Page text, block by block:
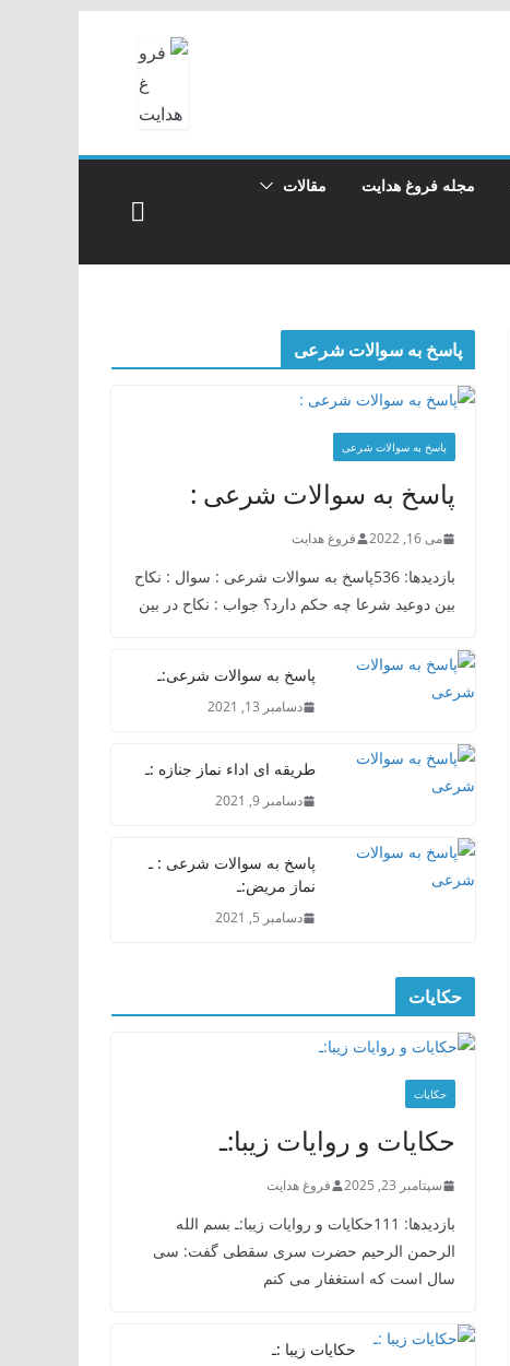
مجله فروغ هدایت مقالات
پاسخ به سوالات شرعی
پاسخ به سوالات شرعی
پاسخ به سوالات شرعی :
می 16, 2022 فروغ هدایت
بازدیدها: 536پاسخ به سوالات شرعی : سوال : نکاح
بین دوعید شرعا چه حکم دارد؟ جواب : نکاح در بین
پاسخ به سوالات شرعی:ـ
دسامبر 13, 2021
طریقه ای اداء نماز جنازه :ـ
دسامبر 9, 2021
پاسخ به سوالات شرعی : ـ
نماز مریض:ـ
دسامبر 5, 2021
حکایات
حکایات
حکایات و روایات زیبا:ـ
سپتامبر 23, 2025 فروغ هدایت
بازدیدها: 111حکایات و روایات زیبا:ـ بسم الله
الرحمن الرحیم حضرت سری سقطی گفت: سی
سال است که استغفار می کنم
حکایات زیبا :ـ